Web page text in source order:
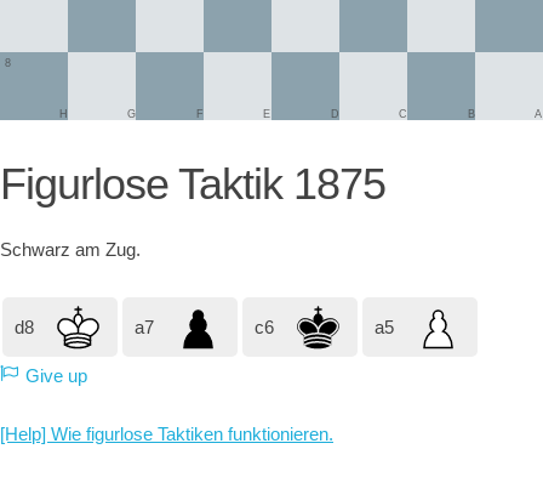
8
A
B
C
D
E
F
G
H
Figurlose Taktik 1875
Schwarz am Zug.
d8 a7 c6 a5
Give up
[Help] Wie figurlose Taktiken funktionieren.